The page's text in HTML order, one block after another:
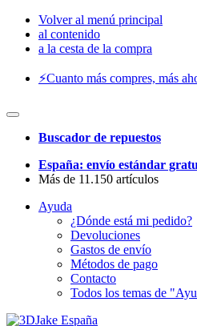
Volver al menú principal
al contenido
a la cesta de la compra
⚡️Cuanto más compres, más
Buscador de repuestos
España: envío estándar
Más de 11.150 artículos
Ayuda
¿Dónde está mi pedido?
Devoluciones
Gastos de envío
Métodos de pago
Contacto
Todos los temas de